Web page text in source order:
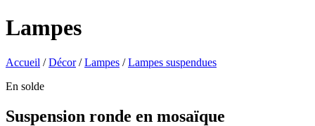
Lampes
Accueil /Décor/Lampes /Lampes suspendues
En solde
Suspension ronde en mosaïque